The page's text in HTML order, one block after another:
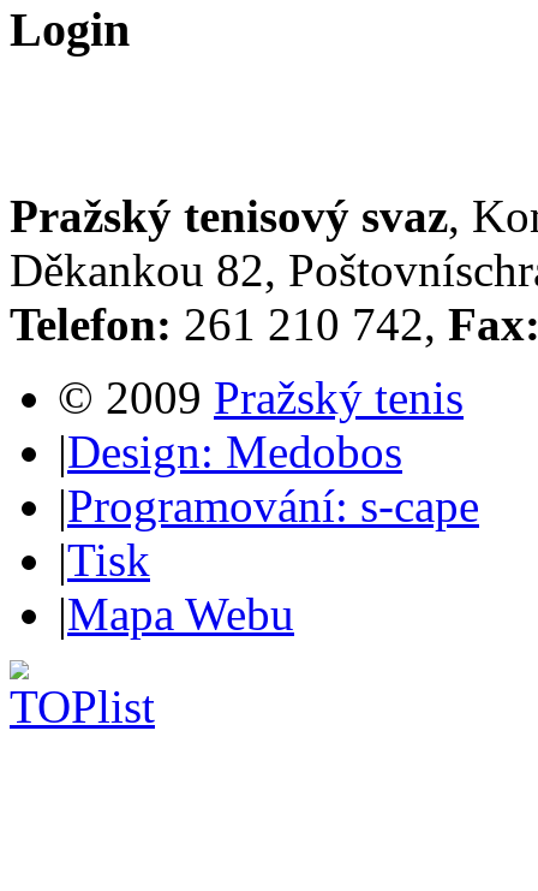
Login
Pražský tenisový svaz,
Děkankou 82,
Telefon: 261 210 742,
© 2009 Pražský tenis
|Design: Medobos
|Programování: s-cape
|Tisk
|Mapa Webu